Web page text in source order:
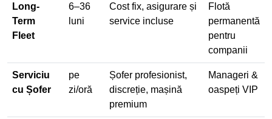
Long-
Term
Fleet
6–36
luni
Cost fix, asigurare și
service incluse
Flotă
permanentă
pentru
companii
Serviciu
cu Șofer
pe
zi/oră
Șofer profesionist,
discreție, mașină
premium
Manageri &
oaspeți VIP